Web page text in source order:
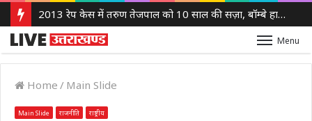
2013 रेप केस में तरुण तेजपाल को 10 साल की सज़ा, बॉम्बे हाई कोर्ट ने लगाया 10 लाख रुपये का जुर्माना
Menu
Home / Main Slide
Main Slide राजनीति राष्ट्रीय